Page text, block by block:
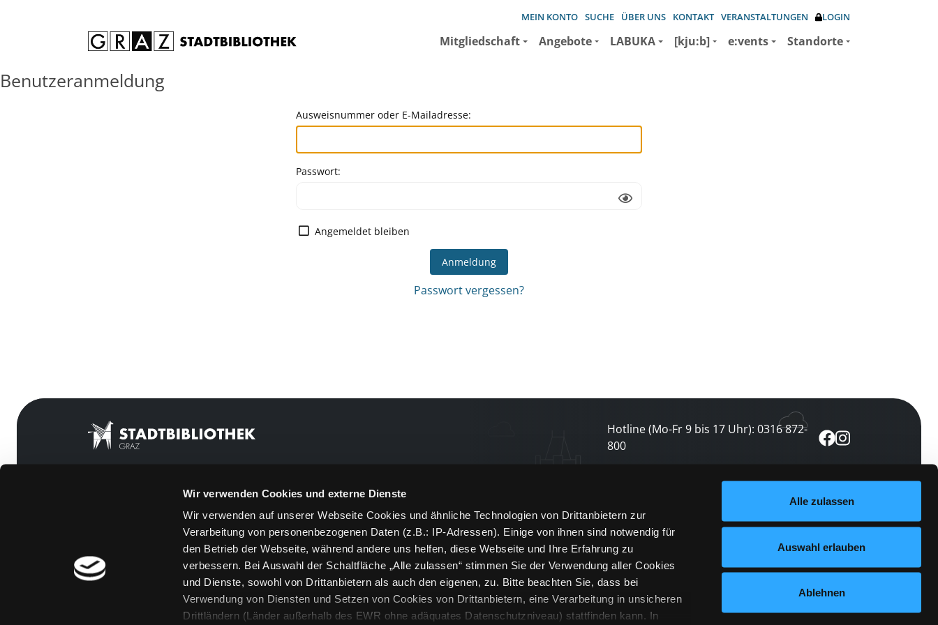
Wir verwenden Cookies und externe Dienste
Wir verwenden auf unserer Webseite Cookies und ähnliche Technologien von Drittanbietern zur
Verarbeitung von personenbezogenen Daten (z.B.: IP-Adressen). Einige von ihnen sind notwendig für
den Betrieb der Webseite, während andere uns helfen, diese Webseite und Ihre Erfahrung zu
verbessern. Bei Auswahl der Schaltfläche „Alle zulassen“ stimmen Sie der Verwendung aller Cookies
und Dienste, sowohl von Drittanbietern als auch den eigenen, zu. Bitte beachten Sie, dass bei
Verwendung von Diensten und Setzen von Cookies von Drittanbietern, eine Verarbeitung in unsicheren
Drittländern (Länder außerhalb des EWR ohne adäquates Datenschutzniveau) stattfinden kann. In
Alle zulassen
Auswahl erlauben
Ablehnen
MEIN KONTO SUCHE ÜBER UNS KONTAKT VERANSTALTUNGEN LOGIN
Mitgliedschaft Angebote LABUKA [kju:b] e:vents Standorte
Benutzeranmeldung
Ausweisnummer oder E-Mailadresse:
Passwort:
Angemeldet bleiben
Passwort vergessen?
Hotline (Mo-Fr 9 bis 17 Uhr): 0316 872-
800
[kju:b]
Feedback
Kontakt
Über uns
Jobs
Medienwunsch
FAQs
Newsletter abonnieren
und keine Veranstaltung verpassen
jetzt abonnieren